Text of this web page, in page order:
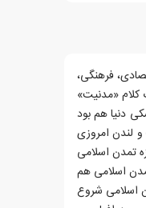
فرهنگی،
«مدنیت»
دنیا هم بود
لندن امروزی
تمدن اسلامی
اسلامی هم
اسلامی شروع